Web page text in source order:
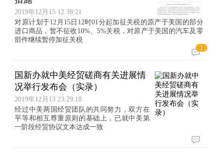
2019年12月15 12:38:21
对原计划于12月15日12时01分起加征关税的原产于美国的部分
进口商品，暂不征收10%、5%关税，对原产于美国的汽车及零
部件继续暂停加征关税
1
国新办就中美经贸磋商有关进展情
况举行发布会（实录）
2019年12月13 23:29:18
经过中美两国经贸团队的共同努力，双方在
平等和相互尊重原则的基础上，已就中美第
一阶段经贸协议文本达成一致